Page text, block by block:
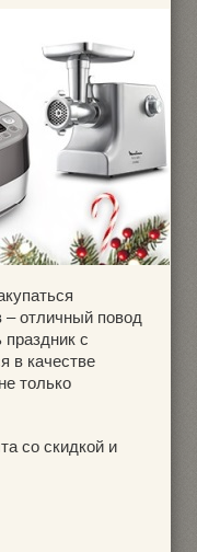
– отличный повод
с
в качестве
только
со скидкой и